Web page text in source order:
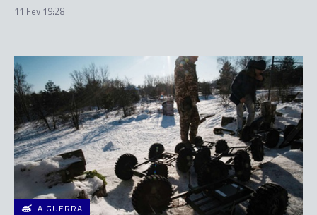
11 Fev 19:28
A GUERRA